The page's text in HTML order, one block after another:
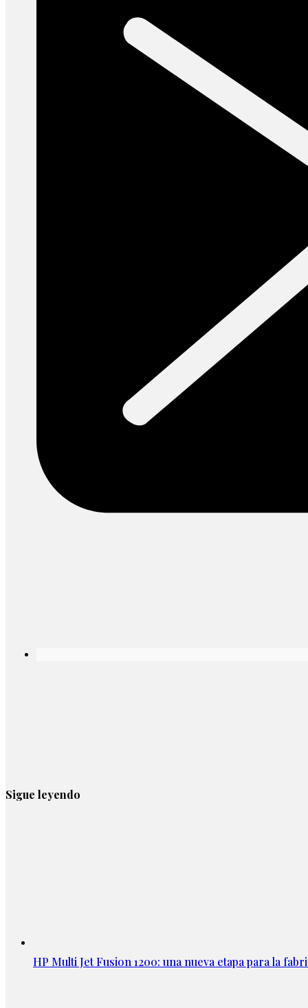
Sigue leyendo
HP Multi Jet Fusion 1200: una nueva etapa para la